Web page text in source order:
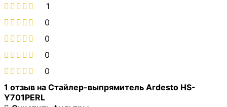
1
0
0
0
0
1 отзыв на Стайлер-выпрямитель Ardesto HS-
Y701PERL